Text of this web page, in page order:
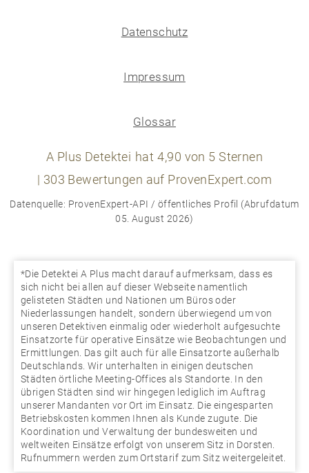
Datenschutz
Impressum
Glossar
A Plus Detektei hat 4,90 von 5 Sternen
| 303 Bewertungen auf ProvenExpert.com
Datenquelle: ProvenExpert-API / öffentliches Profil (Abrufdatum
05. August 2026)
*Die Detektei A Plus macht darauf aufmerksam, dass es
sich nicht bei allen auf dieser Webseite namentlich
gelisteten Städten und Nationen um Büros oder
Niederlassungen handelt, sondern überwiegend um von
unseren Detektiven einmalig oder wiederholt aufgesuchte
Einsatzorte für operative Einsätze wie Beobachtungen und
Ermittlungen. Das gilt auch für alle Einsatzorte außerhalb
Deutschlands. Wir unterhalten in einigen deutschen
Städten örtliche Meeting-Offices als Standorte. In den
übrigen Städten sind wir hingegen lediglich im Auftrag
unserer Mandanten vor Ort im Einsatz. Die eingesparten
Betriebskosten kommen Ihnen als Kunde zugute. Die
Koordination und Verwaltung der bundesweiten und
weltweiten Einsätze erfolgt von unserem Sitz in Dorsten.
Rufnummern werden zum Ortstarif zum Sitz weitergeleitet.